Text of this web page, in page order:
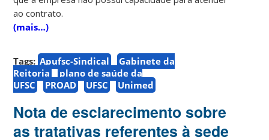
ao contrato.
(mais…)
Tags: Apufsc-Sindical
Gabinete da
Reitoria
plano de saúde da
UFSC
PROAD UFSC Unimed
Nota de esclarecimento sobre
as tratativas referentes à sede